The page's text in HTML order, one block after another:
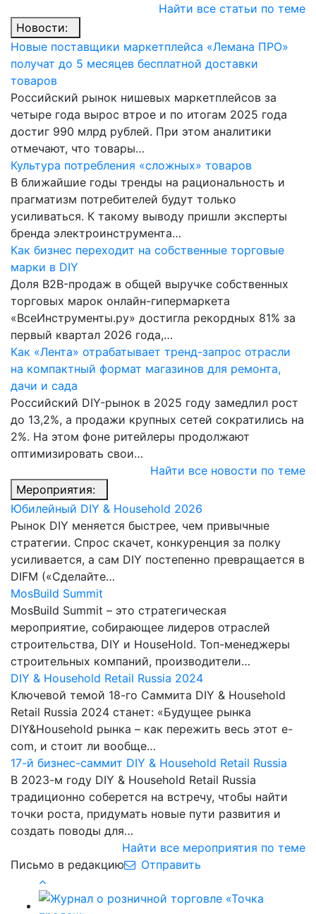
Найти все статьи по теме
Новости:
Новые поставщики маркетплейса «Лемана ПРО»
получат до 5 месяцев бесплатной доставки
товаров
Российский рынок нишевых маркетплейсов за
четыре года вырос втрое и по итогам 2025 года
достиг 990 млрд рублей. При этом аналитики
отмечают, что товары…
Культура потребления «сложных» товаров
В ближайшие годы тренды на рациональность и
прагматизм потребителей будут только
усиливаться. К такому выводу пришли эксперты
бренда электроинструмента…
Как бизнес переходит на собственные торговые
марки в DIY
Доля B2B-продаж в общей выручке собственных
торговых марок онлайн-гипермаркета
«ВсеИнструменты.ру» достигла рекордных 81% за
первый квартал 2026 года,…
Как «Лента» отрабатывает тренд-запрос отрасли
на компактный формат магазинов для ремонта,
дачи и сада
Российский DIY-рынок в 2025 году замедлил рост
до 13,2%, а продажи крупных сетей сократились на
2%. На этом фоне ритейлеры продолжают
оптимизировать свои…
Найти все новости по теме
Мероприятия:
Юбилейный DIY & Household 2026
Рынок DIY меняется быстрее, чем привычные
стратегии. Спрос скачет, конкуренция за полку
усиливается, а сам DIY постепенно превращается в
DIFM («Сделайте…
MosBuild Summit
MosBuild Summit – это стратегическая
мероприятие, собирающее лидеров отраслей
строительства, DIY и HouseHold. Топ-менеджеры
строительных компаний, производители…
DIY & Household Retail Russia 2024
Ключевой темой 18-го Саммита DIY & Household
Retail Russia 2024 станет: «Будущее рынка
DIY&Household рынка – как пережить весь этот e-
com, и стоит ли вообще…
17-й бизнес-саммит DIY & Household Retail Russia
В 2023-м году DIY & Household Retail Russia
традиционно соберется на встречу, чтобы найти
точки роста, придумать новые пути развития и
создать поводы для…
Найти все мероприятия по теме
Письмо в редакцию
Отправить